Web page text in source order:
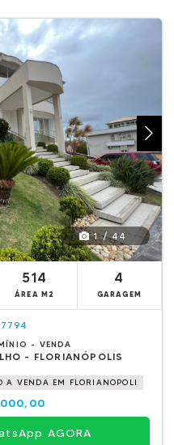
1 / 44
514
ÁREA M2
4
GARAGEM
- VENDA
- FLORIANÓPOLIS
A VENDA EM FLORIANOPOLI
AGORA